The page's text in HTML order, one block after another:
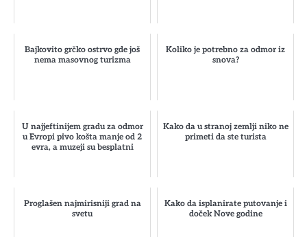
Bajkovito grčko ostrvo gde još
nema masovnog turizma
Koliko je potrebno za odmor iz
snova?
U najjeftinijem gradu za odmor
u Evropi pivo košta manje od 2
evra, a muzeji su besplatni
Kako da u stranoj zemlji niko ne
primeti da ste turista
Proglašen najmirisniji grad na
svetu
Kako da isplanirate putovanje i
doček Nove godine